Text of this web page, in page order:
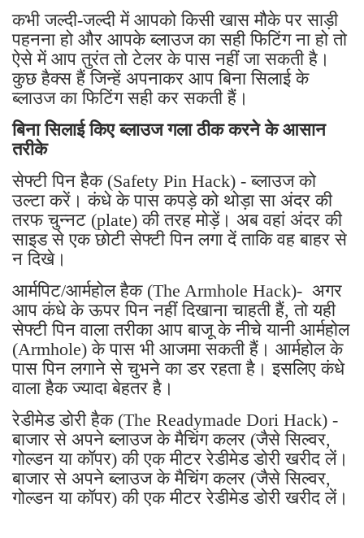
कभी जल्दी-जल्दी में आपको किसी खास मौके पर साड़ी
पहनना हो और आपके ब्लाउज का सही फिटिंग ना हो तो
ऐसे में आप तुरंत तो टेलर के पास नहीं जा सकती है।
कुछ हैक्स हैं जिन्हें अपनाकर आप बिना सिलाई के
ब्लाउज का फिटिंग सही कर सकती हैं।
बिना सिलाई किए ब्लाउज गला ठीक करने के आसान
तरीके
सेफ्टी पिन हैक (Safety Pin Hack) - ब्लाउज को
उल्टा करें। कंधे के पास कपड़े को थोड़ा सा अंदर की
तरफ चुन्नट (plate) की तरह मोड़ें। अब वहां अंदर की
साइड से एक छोटी सेफ्टी पिन लगा दें ताकि वह बाहर से
न दिखे।
आर्मपिट/आर्महोल हैक (The Armhole Hack)- अगर
आप कंधे के ऊपर पिन नहीं दिखाना चाहती हैं, तो यही
सेफ्टी पिन वाला तरीका आप बाजू के नीचे यानी आर्महोल
(Armhole) के पास भी आजमा सकती हैं। आर्महोल के
पास पिन लगाने से चुभने का डर रहता है। इसलिए कंधे
वाला हैक ज्यादा बेहतर है।
रेडीमेड डोरी हैक (The Readymade Dori Hack) -
बाजार से अपने ब्लाउज के मैचिंग कलर (जैसे सिल्वर,
गोल्डन या कॉपर) की एक मीटर रेडीमेड डोरी खरीद लें।
बाजार से अपने ब्लाउज के मैचिंग कलर (जैसे सिल्वर,
गोल्डन या कॉपर) की एक मीटर रेडीमेड डोरी खरीद लें।